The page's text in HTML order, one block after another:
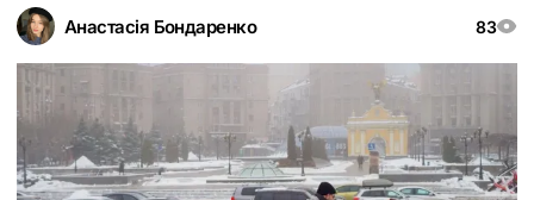
Анастасія Бондаренко 83